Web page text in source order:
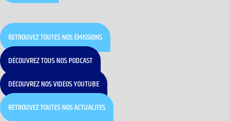
RETROUVEZ TOUTES NOS ÉMISSIONS
DÉCOUVREZ TOUS NOS PODCAST
DÉCOUVREZ NOS VIDÉOS YOUTUBE
RETROUVEZ TOUTES NOS ACTUALITÉS